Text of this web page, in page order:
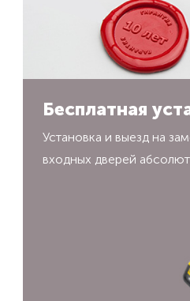
Бесплатная
Установка и выезд на
входных дверей